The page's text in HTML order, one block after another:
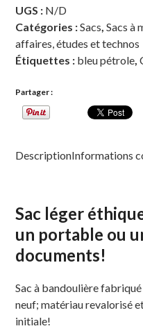
UGS : N/D
Catégories :Sacs,Sacs à
affaires, études et technos
Étiquettes : bleu pétrole,
Partager :
DescriptionInformations
Sac léger
un portable ou
documents!
Sac à bandoulière
neuf; matériau revalorisé
initiale!